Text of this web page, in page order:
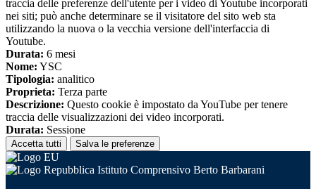
traccia delle preferenze dell'utente per i video di Youtube incorporati
nei siti; può anche determinare se il visitatore del sito web sta
utilizzando la nuova o la vecchia versione dell'interfaccia di
Youtube.
Durata: 6 mesi
Nome: YSC
Tipologia: analitico
Proprieta: Terza parte
Descrizione: Questo cookie è impostato da YouTube per tenere
traccia delle visualizzazioni dei video incorporati.
Durata: Sessione
Accetta tutti Salva le preferenze
Istituto Comprensivo Berto Barbarani